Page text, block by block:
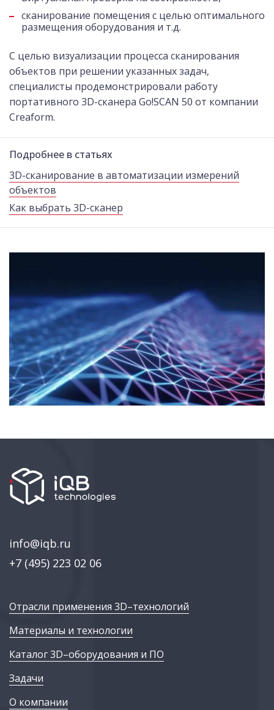
сканирование помещения с целью оптимального
размещения оборудования и т.д.
С целью визуализации процесса сканирования
объектов при решении указанных задач,
специалисты продемонстрировали работу
портативного 3D-сканера Go!SCAN 50 от компании
Creaform.
Подробнее в статьях
3D-сканирование в автоматизации измерений
объектов
Как выбрать 3D-сканер
info@iqb.ru
+7 (495) 223 02 06
Отрасли применения 3D–технологий
Материалы и технологии
Каталог 3D–оборудования и ПО
Задачи
О компании